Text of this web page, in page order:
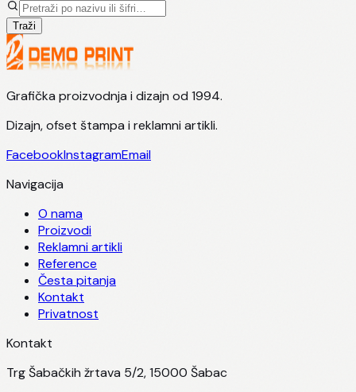
Traži
Grafička proizvodnja i dizajn od 1994.
Dizajn, ofset štampa i reklamni artikli.
FacebookInstagramEmail
Navigacija
O nama
Proizvodi
Reklamni artikli
Reference
Česta pitanja
Kontakt
Privatnost
Kontakt
Trg Šabačkih žrtava 5/2, 15000 Šabac